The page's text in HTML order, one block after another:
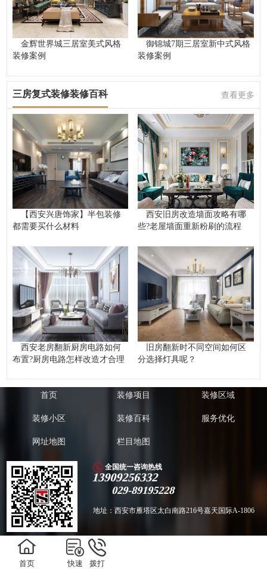
金辉世界城三居室美式风格
装修案例
御锦城7期三居室新中式风格
装修案例
三房复式装修装修百科 查看更多
【西安兴唐饰家】半包装修
都需要买什么材料
西安旧房改造墙面攻略有哪
些?老屋墙面重新粉刷的流程
西安老房翻新厨房电路如何
布置?厨房电路怎样改造才合理
旧房翻新时不同空间如何区
分选择灯具呢？
首页 装修项目 装修区域
装修小区 装修百科 服务优化
网址地图 栏目地图
全国统一咨询热线
13909256332
029-89195228
地址：西安市雁塔区太白南路216号嘉天国际A-1806
版权所有 Copyright ©️ 2011-2018西安兴唐饰家装饰工程有限公司 备案号：
首页 快速 拨打